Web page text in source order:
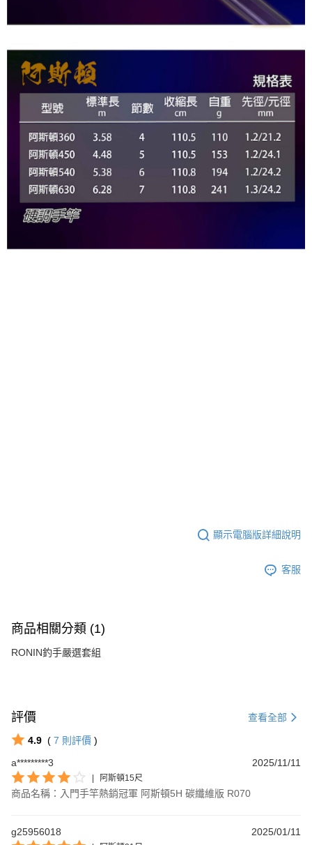
顯示電腦版詳細說明
客服
商品相關分類 (1)
RONIN釣手嚴選套組
評價 查看全部
4.9 ( 7 則評價 )
a*********3
2025/11/11
| 阿斯頓15尺
商品名稱：入門手竿熱銷冠軍 阿斯頓5H 碳纖維版 R070
g25956018 2025/01/11